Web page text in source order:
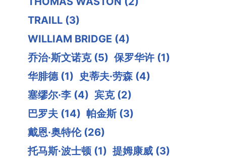
TRAILL (3)
WILLIAM BRIDGE (4)
乔治·斯文诺克 (5) 保罗华许 (1)
华腓德 (1) 史蒂夫·劳森 (4)
塞缪尔·李 (4) 宾克 (2)
巴罗夫 (14) 帕金斯 (3)
戴恩·奥特伦 (26)
托马斯·波士顿 (1) 提姆康威 (3)